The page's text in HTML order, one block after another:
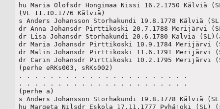
hu Maria Olofsdr Hongimaa Nissi 16.2.1750 Kälviä
(VL 11.10.1776 Kälviä)
s Anders Johansson Storhakundi 19.8.1778 Kälviä
dr Anna Johansdr Pirttikoski 20.7.1788 Merijärvi
dr Lisa Johansdr Storhakundi 20.6.1780 Kälviä
dr Maria Johansdr Pirttikoski 10.9.1784 Merijärvi
dr Malin Johansdr Pirttikoski 11.6.1791 Merijärvi
dr Carin Johansdr Pirttikoski 10.2.1795 Merijärvi
(perhe eRKs003, sRKs002)
. . . . . . . . . . . . . . . . . . . . . .
. . . . . . . . . . . . . . . . . . . . . .
(perhe a)
s Anders Johansson Storhakundi 19.8.1778 Kälviä
hu Margeta Nilsdr Eskola 17.11.1777 Pyhäjoki (SL)